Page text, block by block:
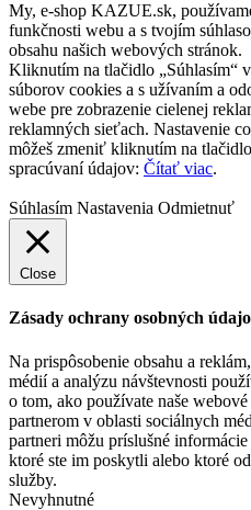
My, e-shop KAZUE.sk,
funkčnosti webu a s tvojím
obsahu našich webových stránok.
Kliknutím na tlačidlo „Súhlasím“
súborov cookies a s užívaním a
webe pre zobrazenie cielenej
reklamných sieťach. Nastavenie
môžeš zmeniť kliknutím na
spracúvaní údajov: Čítať viac.
Súhlasím Nastavenia Odmietnuť
Close
Zásady ochrany osobných
Na prispôsobenie obsahu a
médií a analýzu návštevnosti
o tom, ako používate naše
partnerom v oblasti sociálnych
partneri môžu príslušné
ktoré ste im poskytli alebo ktoré
služby.
Nevyhnutné